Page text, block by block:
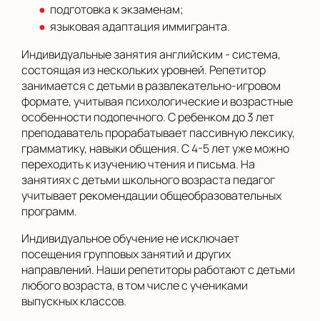
подготовка к экзаменам;
языковая адаптация иммигранта.
Индивидуальные занятия английским - система,
состоящая из нескольких уровней. Репетитор
занимается с детьми в развлекательно-игровом
формате, учитывая психологические и возрастные
особенности подопечного. С ребенком до 3 лет
преподаватель прорабатывает пассивную лексику,
грамматику, навыки общения. С 4-5 лет уже можно
переходить к изучению чтения и письма. На
занятиях с детьми школьного возраста педагог
учитывает рекомендации общеобразовательных
программ.
Индивидуальное обучение не исключает
посещения групповых занятий и других
направлений. Наши репетиторы работают с детьми
любого возраста, в том числе с учениками
выпускных классов.